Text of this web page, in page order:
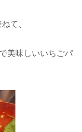
て、
美味しいいちごパ